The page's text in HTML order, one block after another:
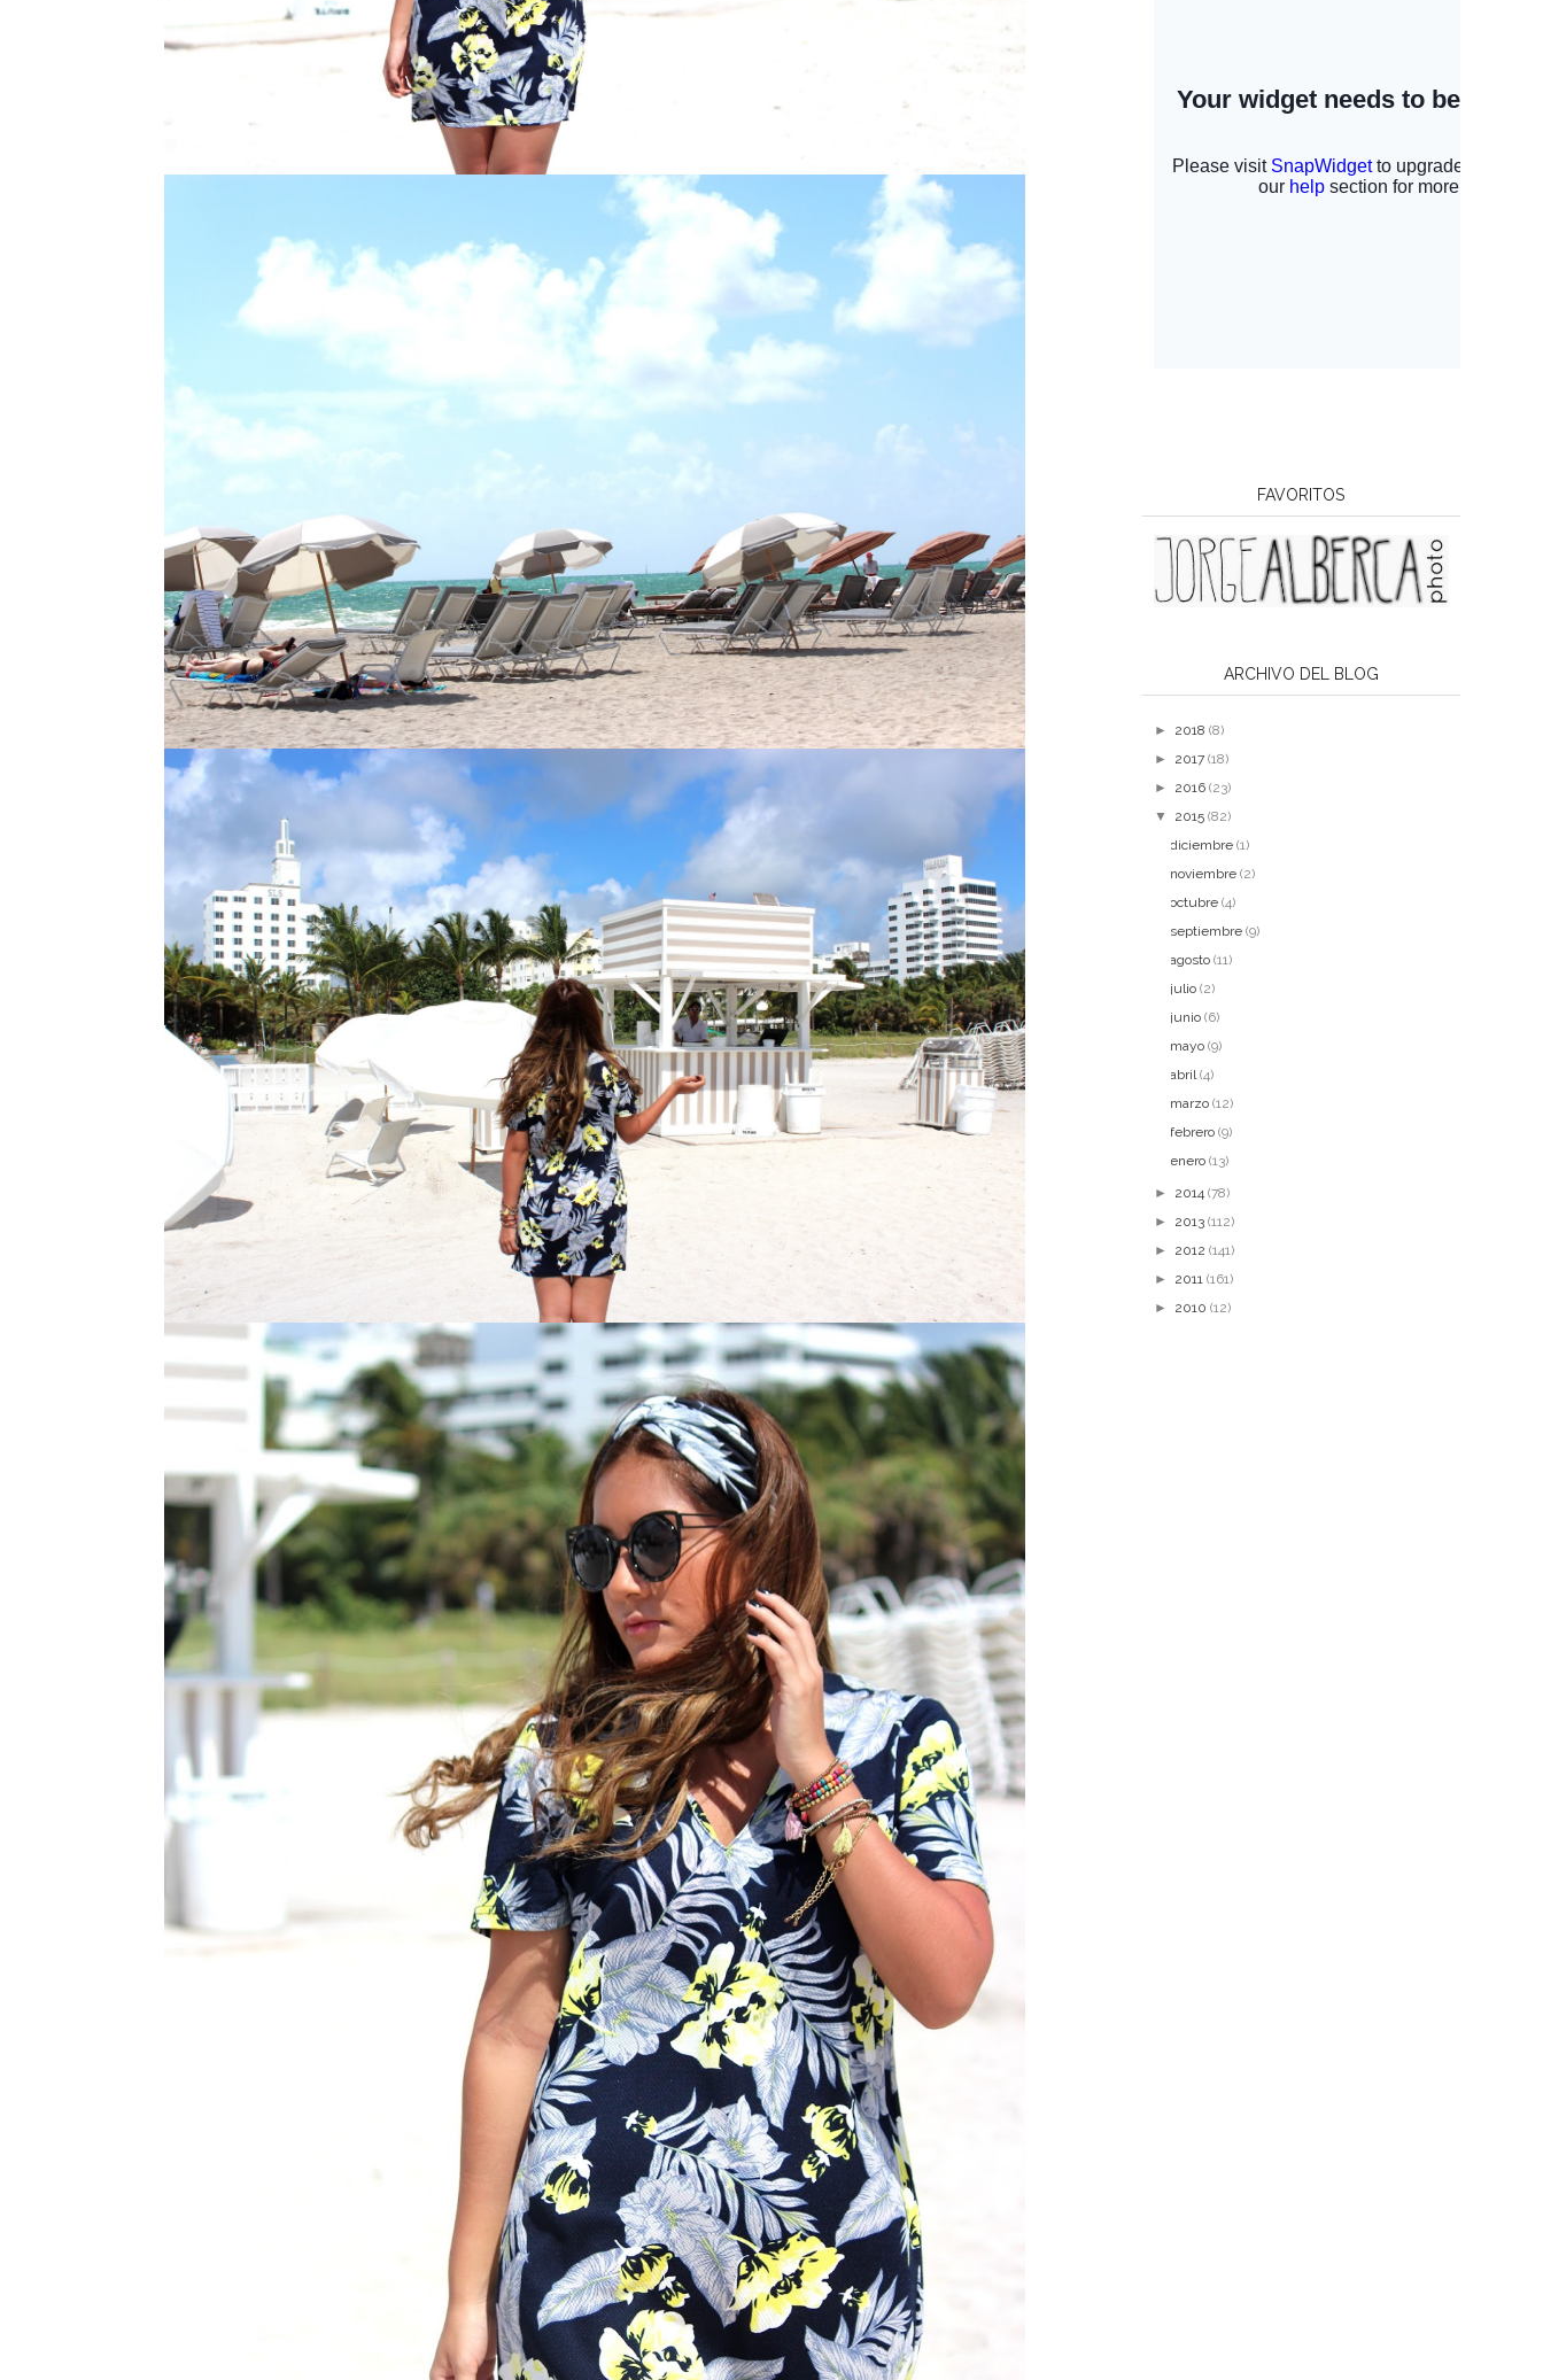
FAVORITOS
ARCHIVO DEL BLOG
► 2018 (8)
►
2017 (18)
►
2016 (23)
▼
2015 (82)
diciembre (1)
noviembre (2)
octubre (4)
septiembre (9)
agosto (11)
julio (2)
junio (6)
mayo (9)
abril(4)
marzo (12)
febrero (9)
enero (13)
►
2014 (78)
►
2013 (112)
►
2012 (141)
►
2011 (161)
►
2010 (12)